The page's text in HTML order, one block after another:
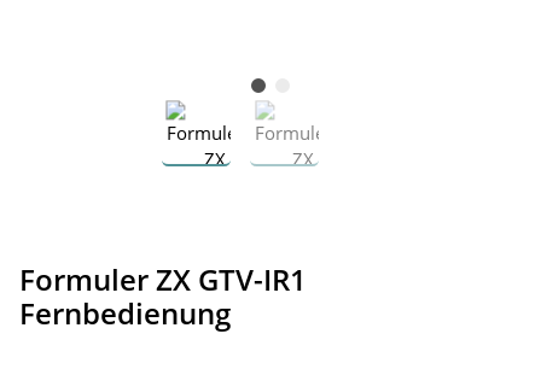
Formuler ZX GTV-IR1
Fernbedienung